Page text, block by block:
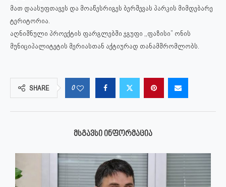
მათ დაასუფთავეს და მოაწესრიგეს ბერშევას პარკის მიმდებარე
ტერიტორია.
აღნიშნული პროექტის ფარგლებში ჯგუფი ,,ფაზისი” ონის
მუნიციპალიტეტის მერიასთან აქტიურად თანამშრომლობს.
SHARE 0
ᲛᲡᲒᲐᲕᲡᲘ ᲘᲜᲤᲝᲠᲛᲐᲪᲘᲐ